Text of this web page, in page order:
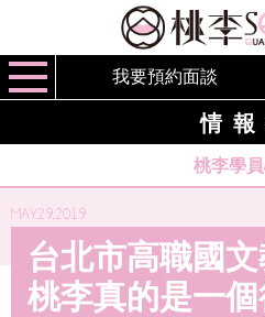
我要預約面談
情報
桃李學
MAY.29,2019
台北市高職國文
桃李真的是一個